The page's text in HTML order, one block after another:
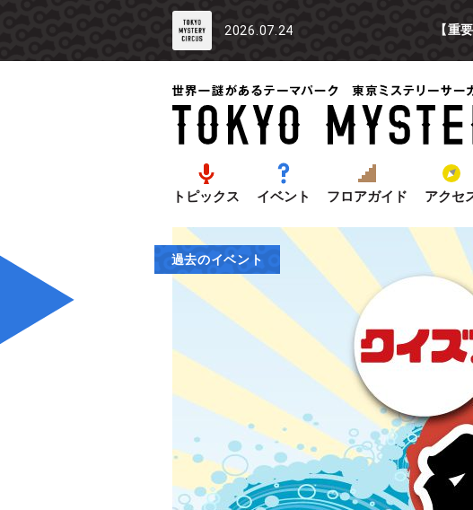
2026.07.24 【重
トピックス イベント フロアガイド アクセ
過去のイベント